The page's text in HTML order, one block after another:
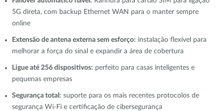
5G direta, com backup Ethernet WAN para o manter sempre
online
Extensão de antena externa sem esforço: instalação flexível para
melhorar a força do sinal e expandir a área de cobertura
Ligue até 256 dispositivos: perfeito para casas inteligentes e
pequenas empresas
Segurança total: suporte para os mais recentes protocolos de
segurança Wi-Fi e certificação de cibersegurança